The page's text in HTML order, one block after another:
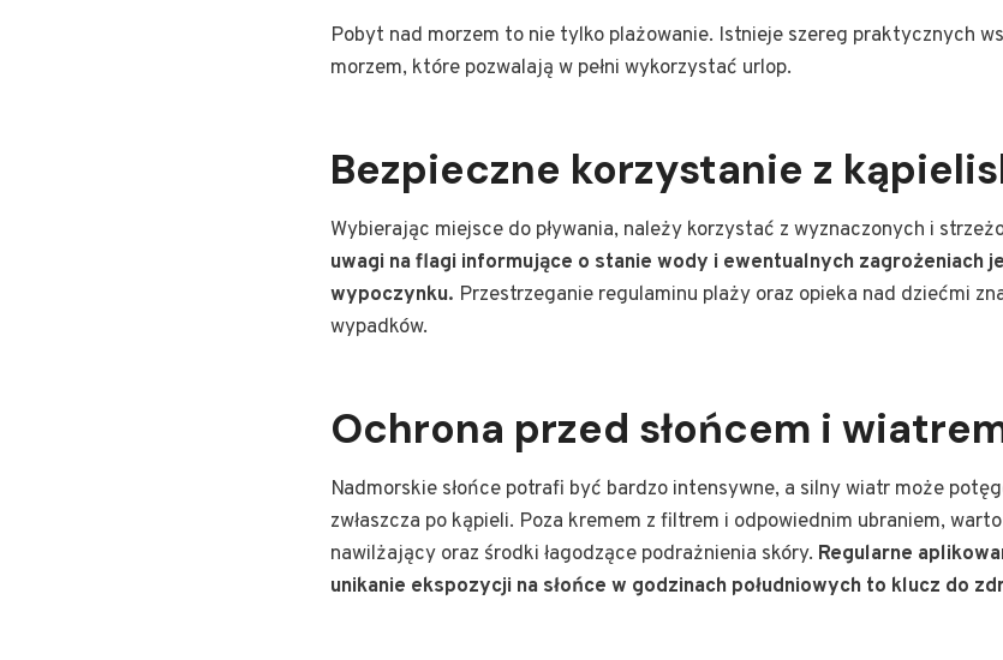
Pobyt nad morzem to nie tylko plażowanie. Istnieje szereg praktycznych
morzem, które pozwalają w pełni wykorzystać urlop.
Bezpieczne korzystanie z
Wybierając miejsce do pływania, należy korzystać z wyznaczonych i
uwagi na flagi informujące o stanie wody i ewentualnych zagrożeniach
wypoczynku. Przestrzeganie regulaminu plaży oraz opieka nad dziećmi
wypadków.
Ochrona przed słońcem i
Nadmorskie słońce potrafi być bardzo intensywne, a silny wiatr może
zwłaszcza po kąpieli. Poza kremem z filtrem i odpowiednim ubraniem,
nawilżający oraz środki łagodzące podrażnienia skóry. Regularne
unikanie ekspozycji na słońce w godzinach południowych to klucz do